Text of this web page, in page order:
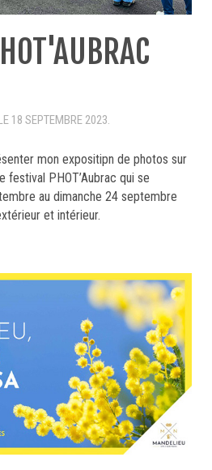
18 SEPTEMBRE 2023.
mon expositipn de photos sur
festival PHOT’Aubrac qui se
au dimanche 24 septembre
et intérieur.